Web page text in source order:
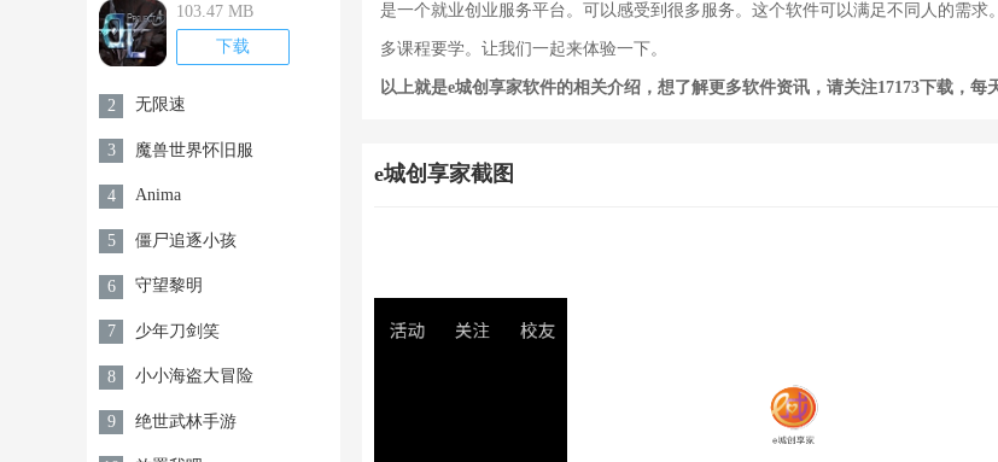
103.47 MB
下载
2 无限速
3 魔兽世界怀旧服
4 Anima
5 僵尸追逐小孩
6 守望黎明
7 少年刀剑笑
8 小小海盗大冒险
9 绝世武林手游
是一个就业创业服务平台。可以感受到很多服务。这个软件可以满足不同人的需求
多课程要学。让我们一起来体验一下。
以上就是e城创享家软件的相关介绍，想了解更多软件资讯，请关注17173下载 ，每
e城创享家截图